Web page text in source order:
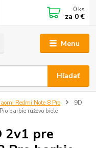
Menu
Hľadať
0 ks
za 0 €
Redmi Note 8 Pro
9D
barbie ružovo biele
2v1 pre